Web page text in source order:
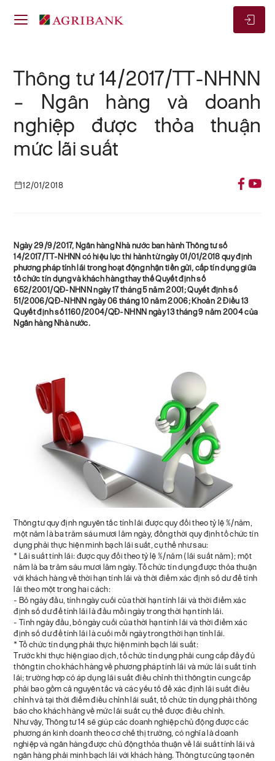
Thông tư 14/2017/TT-NHNN
– Ngân hàng và doanh
nghiệp được thỏa thuận
mức lãi suất
12/01/2018
Ngày 29/9/2017, Ngân hàng Nhà nước ban hành Thông tư số
14/2017/TT-NHNN có hiệu lực thi hành từ ngày 01/01/2018 quy định
phương pháp tính lãi trong hoạt động nhận tiền gửi, cấp tín dụng giữa
tổ chức tín dụng và khách hàng thay thế Quyết định số
652/2001/QĐ-NHNN ngày 17 tháng 5 năm 2001; Quyết định số
51/2006/QĐ-NHNN ngày 06 tháng 10 năm 2006; Khoản 2 Điều 13
Quyết định số 1160/2004/QĐ-NHNN ngày 13 tháng 9 năm 2004 của
Ngân hàng Nhà nước.
Thông tư quy định nguyên tắc tính lãi được quy đổi theo tỷ lệ %/năm,
một năm là ba trăm sáu mươi lăm ngày, đồng thời quy định tổ chức tín
dụng phải thực hiện minh bạch lãi suất, cụ thể như sau:
* Lãi suất tính lãi: được quy đổi theo tỷ lệ %/năm (lãi suất năm); một
năm là ba trăm sáu mươi lăm ngày. Tổ chức tín dụng được thỏa thuận
với khách hàng về thời hạn tính lãi và thời điểm xác định số dư để tính
lãi theo một trong hai cách:
- Bỏ ngày đầu, tính ngày cuối của thời hạn tính lãi và thời điểm xác
định số dư để tính lãi là đầu mỗi ngày trong thời hạn tính lãi.
- Tính ngày đầu, bỏ ngày cuối của thời hạn tính lãi và thời điểm xác
định số dư để tính lãi là cuối mỗi ngày trong thời hạn tính lãi.
* Tổ chức tín dụng phải thực hiện minh bạch lãi suất:
Trước khi thực hiện giao dịch, tổ chức tín dụng phải cung cấp đầy đủ
thông tin cho khách hàng về phương pháp tính lãi và mức lãi suất tính
lãi; trường hợp có áp dụng lãi suất điều chỉnh thì thông tin cung cấp
phải bao gồm cả nguyên tắc và các yếu tố để xác định lãi suất điều
chỉnh và tại thời điểm điều chỉnh lãi suất, tổ chức tín dụng phải thông
báo cho khách hàng về mức lãi suất cụ thể được điều chỉnh.
Như vậy, Thông tư 14 sẽ giúp các doanh nghiệp chủ động được các
phương án kinh doanh theo cơ chế thị trường, có nghĩa là doanh
nghiệp và ngân hàng được chủ động thỏa thuận về lãi suất tính lãi và
ngân hàng phải minh bạch lãi với khách hàng. Thông tư cũng tạo nên